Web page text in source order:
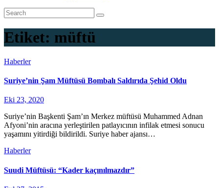
Etiket: müftü
Haberler
Suriye’nin Şam Müftüsü Bombalı Saldırıda Şehid Oldu
Eki 23, 2020
Suriye’nin Başkenti Şam’ın Merkez müftüsü Muhammed Adnan
Afyoni’nin aracına yerleştirilen patlayıcının infilak etmesi sonucu
yaşamını yitirdiği bildirildi. Suriye haber ajansı…
Haberler
Suudi Müftüsü: “Kader kaçınılmazdır”